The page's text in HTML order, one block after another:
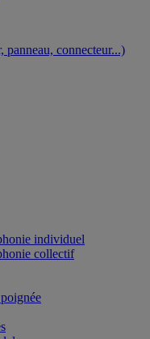
connecteur...)
individuel
collectif